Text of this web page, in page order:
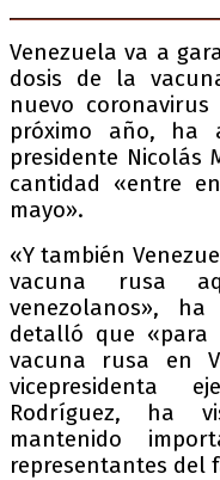
Venezuela va a
dosis de la
nuevo
próximo año, ha
presidente Nicolás
cantidad «entre
mayo».
«Y también
vacuna rusa
venezolanos»,
detalló que
vacuna rusa en
vicepresidenta
Rodríguez, ha
mantenido
representantes del